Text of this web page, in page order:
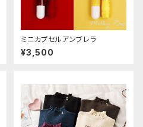
ミニカプセルアンブレラ
¥3,500